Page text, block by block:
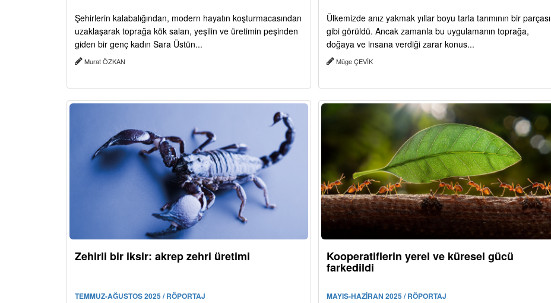
Şehirlerin kalabalığından, modern hayatın koşturmacasından
uzaklaşarak toprağa kök salan, yeşilin ve üretimin peşinden
giden bir genç kadın Sara Üstün...
Murat ÖZKAN
Ülkemizde anız yakmak yıllar boyu tarla tarımının bir parçası
gibi görüldü. Ancak zamanla bu uygulamanın toprağa,
doğaya ve insana verdiği zarar konus...
Müge ÇEVİK
Zehirli bir iksir: akrep zehri üretimi
TEMMUZ-AĞUSTOS 2025 / RÖPORTAJ
Kooperatiflerin yerel ve küresel gücü
farkedildi
MAYIS-HAZİRAN 2025 / RÖPORTAJ